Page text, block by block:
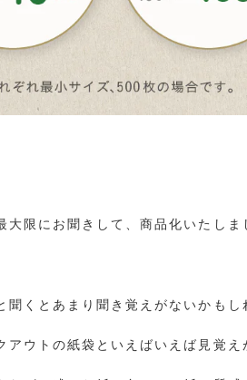
大限にお聞きして、商品化いたしま
聞くとあまり聞き覚えがないかもし
アウトの紙袋といえばいえば見覚